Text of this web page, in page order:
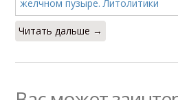
Читать дальше →